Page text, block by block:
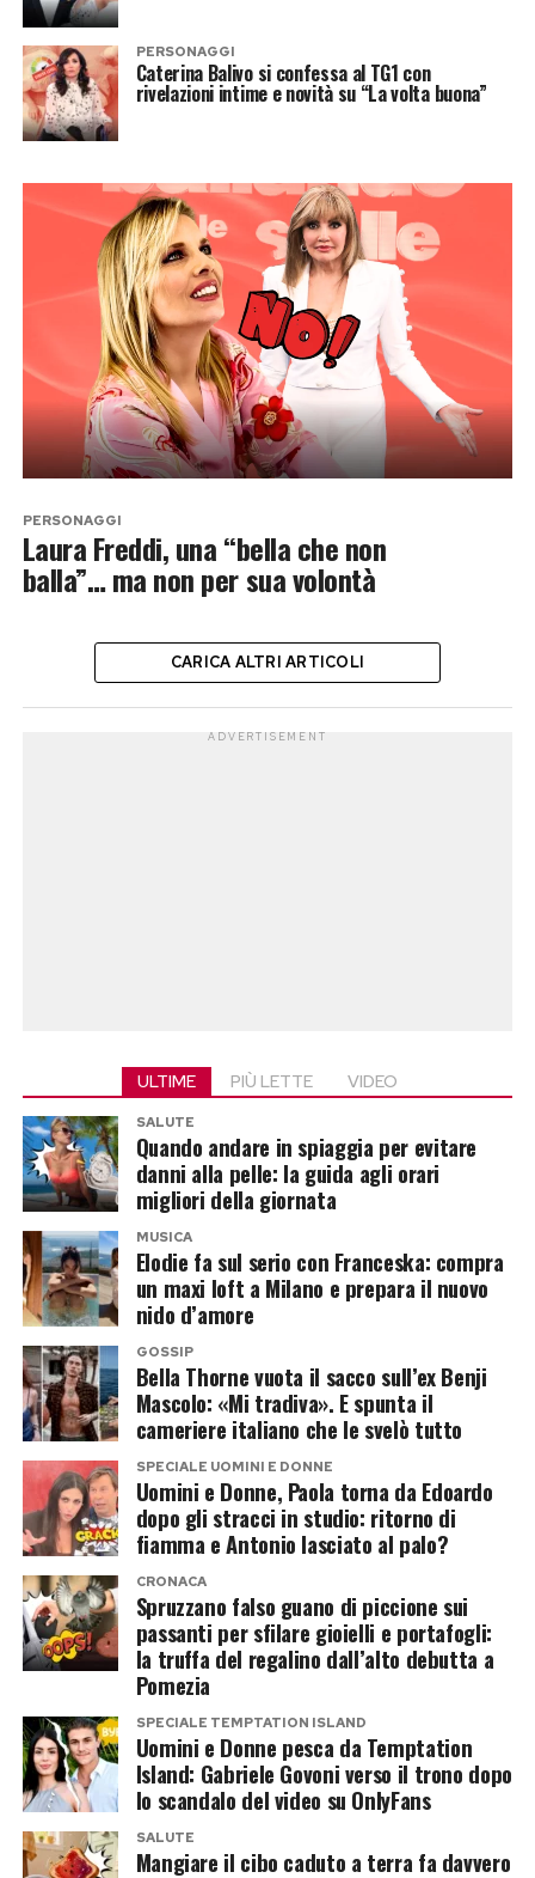
PERSONAGGI
Caterina Balivo si confessa al TG1 con
rivelazioni intime e novità su “La volta buona”
PERSONAGGI
Laura Freddi, una “bella che non
balla”… ma non per sua volontà
CARICA ALTRI ARTICOLI
ADVERTISEMENT
ULTIME PIÙ LETTE VIDEO
SALUTE
Quando andare in spiaggia per evitare
danni alla pelle: la guida agli orari
migliori della giornata
MUSICA
Elodie fa sul serio con Franceska: compra
un maxi loft a Milano e prepara il nuovo
nido d’amore
GOSSIP
Bella Thorne vuota il sacco sull’ex Benji
Mascolo: «Mi tradiva». E spunta il
cameriere italiano che le svelò tutto
SPECIALE UOMINI E DONNE
Uomini e Donne, Paola torna da Edoardo
dopo gli stracci in studio: ritorno di
fiamma e Antonio lasciato al palo?
CRONACA
Spruzzano falso guano di piccione sui
passanti per sfilare gioielli e portafogli:
la truffa del regalino dall’alto debutta a
Pomezia
SPECIALE TEMPTATION ISLAND
Uomini e Donne pesca da Temptation
Island: Gabriele Govoni verso il trono dopo
lo scandalo del video su OnlyFans
SALUTE
Mangiare il cibo caduto a terra fa davvero